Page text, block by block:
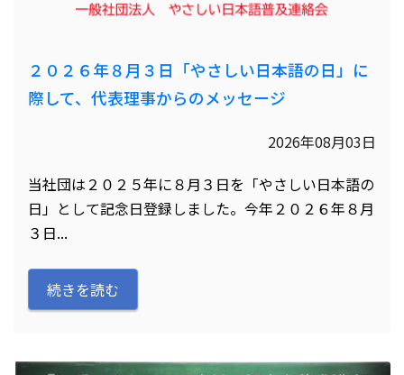
２０２６年８月３日「やさしい日本語の日」に
際して、代表理事からのメッセージ
2026年08月03日
当社団は２０２５年に８月３日を「やさしい日本語の
日」として記念日登録しました。今年２０２６年８月
３日...
続きを読む